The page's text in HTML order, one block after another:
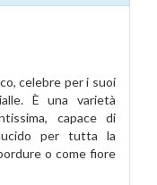
celebre per i suoi
È una varietà
capace di
per tutta la
o come fiore